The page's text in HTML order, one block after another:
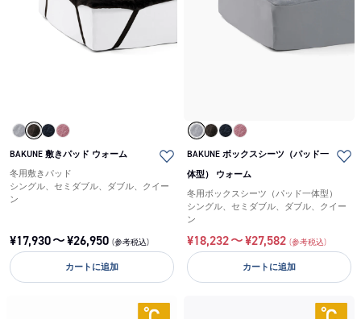
BAKUNE 敷きパッド ウォーム
冬用敷きパッド
シングル、セミダブル、ダブル、クイー
ン
¥17,930〜¥26,950 (参考税込)
カートに追加
BAKUNE ボックスシーツ（パッド一
体型） ウォーム
冬用ボックスシーツ（パッド一体型）
シングル、セミダブル、ダブル、クイー
ン
¥18,232〜¥27,582 (参考税込)
カートに追加